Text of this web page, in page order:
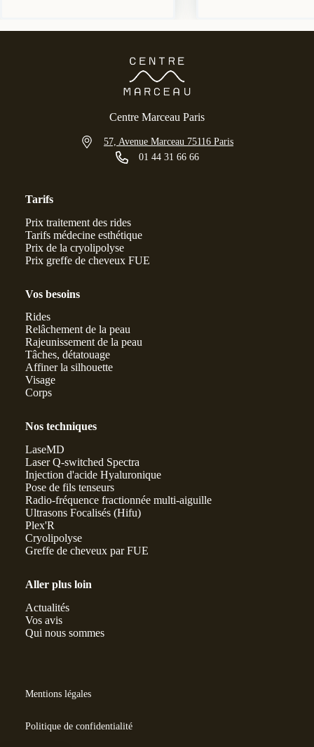
Centre Marceau Paris
57, Avenue Marceau 75116 Paris
01 44 31 66 66
Tarifs
Prix traitement des rides
Tarifs médecine esthétique
Prix de la cryolipolyse
Prix greffe de cheveux FUE
Vos besoins
Rides
Relâchement de la peau
Rajeunissement de la peau
Tâches, détatouage
Affiner la silhouette
Visage
Corps
Nos techniques
LaseMD
Laser Q-switched Spectra
Injection d'acide Hyaluronique
Pose de fils tenseurs
Radio-fréquence fractionnée multi-aiguille
Ultrasons Focalisés (Hifu)
Plex'R
Cryolipolyse
Greffe de cheveux par FUE
Aller plus loin
Actualités
Vos avis
Qui nous sommes
Mentions légales
Politique de confidentialité